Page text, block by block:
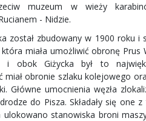
muzeum w wieży
- Nidzie.
został zbudowany w 1900 roku
która miała umożliwić obronę
obok Giżycka był to
miał obronie szlaku kolejowego
Główne umocnienia węzła
do Pisza. Składały się one
stanowiska broni